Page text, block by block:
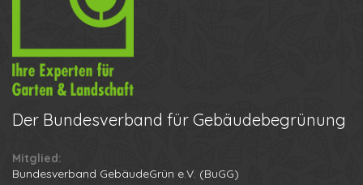
Der Bundesverband für Gebäudebegrünung
Mitglied:
Bundesverband GebäudeGrün e.V. (BuGG)